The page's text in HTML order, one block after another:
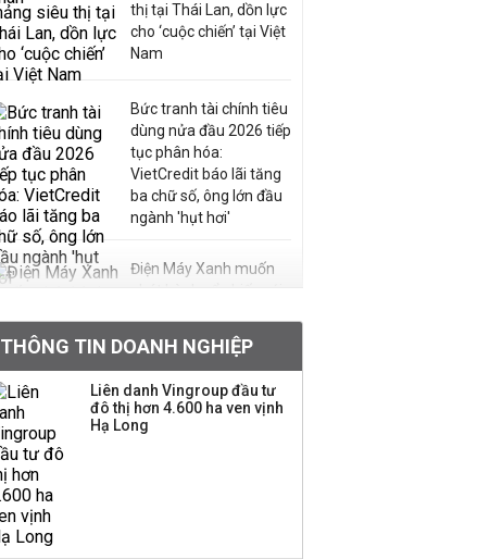
thị tại Thái Lan, dồn lực
cho ‘cuộc chiến’ tại Việt
Nam
Bức tranh tài chính tiêu
dùng nửa đầu 2026 tiếp
tục phân hóa:
VietCredit báo lãi tăng
ba chữ số, ông lớn đầu
ngành 'hụt hơi'
Điện Máy Xanh muốn
phát hành cổ phiếu với
Sau nhịp điều chỉnh
mạnh, CTCK nhìn thấy
cơ hội ở nhóm cổ phiếu
THÔNG TIN DOANH NGHIỆP
Liên danh Vingroup đầu tư
đô thị hơn 4.600 ha ven vịnh
Hạ Long